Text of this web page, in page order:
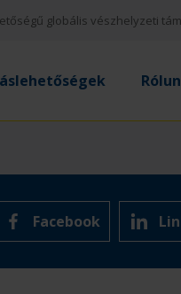
globális vészhelyzeti
Facebook